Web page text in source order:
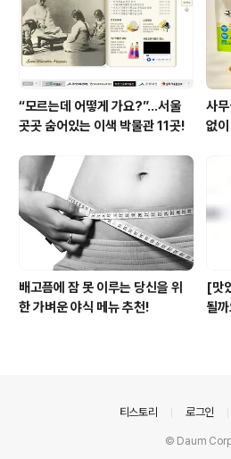
“모르는데 어떻게 가요?”...서울
곳곳 숨어있는 이색 박물관 11곳!
사
없
배고픔에 잠 못 이루는 당신을 위
한 가벼운 야식 메뉴 추천!
[맛
될
티스토리 로그인
© Daum